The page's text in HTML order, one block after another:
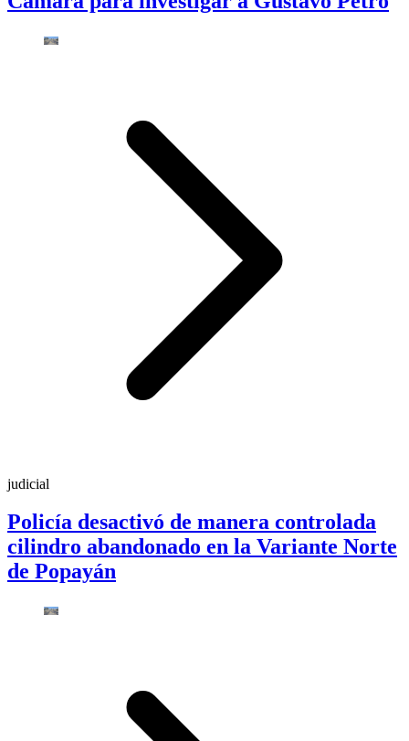
judicial
Policía desactivó de manera controlada
cilindro abandonado en la Variante Norte
de Popayán